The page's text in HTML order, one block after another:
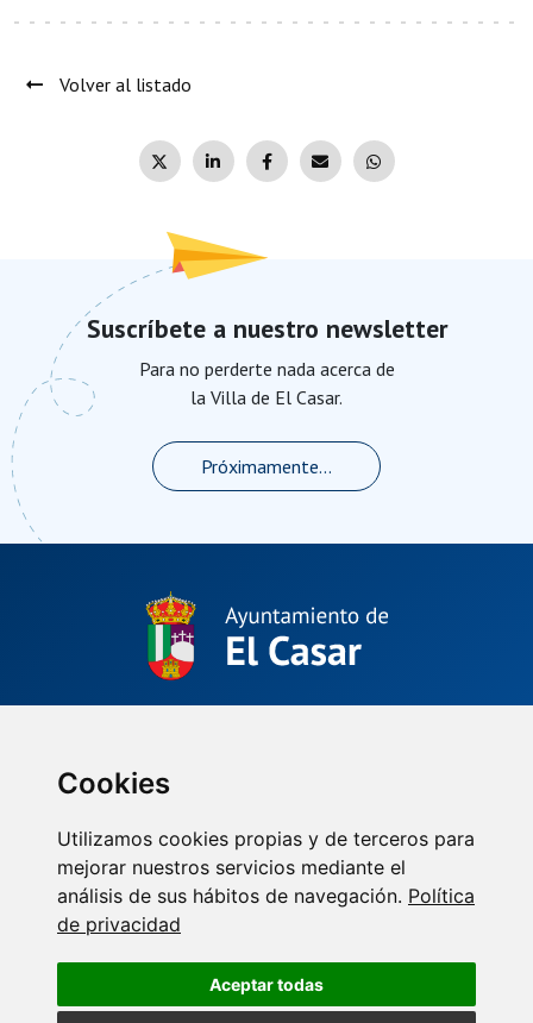
Cookies
Utilizamos cookies propias y de terceros para
mejorar nuestros servicios mediante el
análisis de sus hábitos de navegación. Política
de privacidad
Aceptar todas
Volver al listado
Suscríbete a nuestro newsletter
Para no perderte nada acerca de
la Villa de El Casar.
Próximamente...